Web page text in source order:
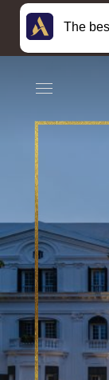
The